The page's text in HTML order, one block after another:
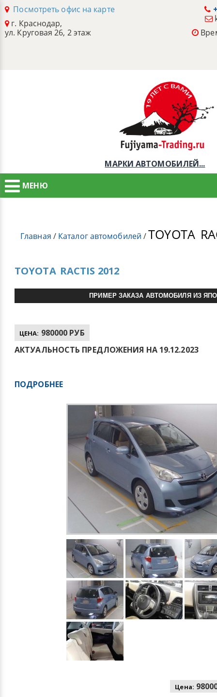
Посмотреть офис на карте
г. Краснодар,
ул. Круговая 26, 2 этаж
МАРКИ АВТОМОБИЛЕЙ...
МЕНЮ
Главная / Каталог автомобилей /TOYOTA
TOYOTA RACTIS 2012
ПРИМЕР ЗАКАЗА АВТОМОБИЛЯ ИЗ
ЦЕНА: 980000 РУБ
АКТУАЛЬНОСТЬ ПРЕДЛОЖЕНИЯ НА 19.12.2023
ПОДРОБНЕЕ
Цена: